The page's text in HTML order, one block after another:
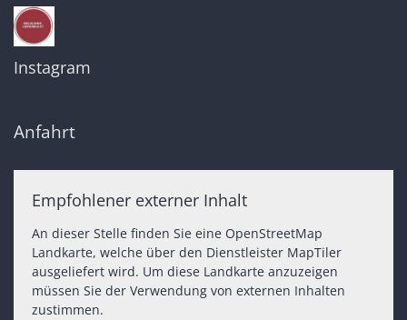
Instagram
Anfahrt
Empfohlener externer Inhalt
An dieser Stelle finden Sie eine OpenStreetMap
Landkarte, welche über den Dienstleister MapTiler
ausgeliefert wird. Um diese Landkarte anzuzeigen
müssen Sie der Verwendung von externen Inhalten
zustimmen.